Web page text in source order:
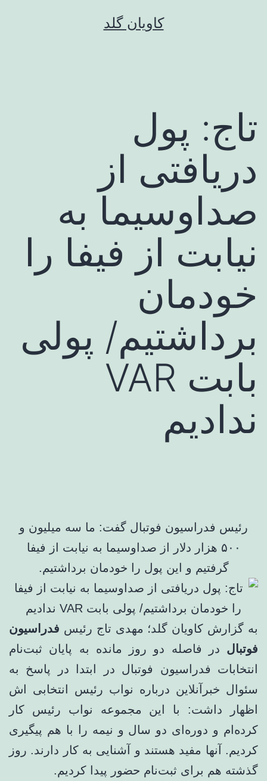
کاویان گلد
تاج: پول
دریافتی از
صداوسیما به
نیابت از فیفا را
خودمان
برداشتیم/ پولی
بابت VAR
ندادیم
رئیس فدراسیون فوتبال گفت: ما سه میلیون و
۵۰۰ هزار دلار از صداوسیما به نیابت از فیفا
گرفتیم و این پول را خودمان برداشتیم.
به گزارش کاویان گلد؛ مهدی تاج رئیس فدراسیون
فوتبال در فاصله دو روز مانده به پایان ثبت‌نام
انتخابات فدراسیون فوتبال در ابتدا در پاسخ به
سئوال خبرآنلاین درباره نواب رئیس انتخابی اش
اظهار داشت: با این مجموعه نواب رئیس کار
کرده‌ام و دوره‌ای دو سال و نیمه را با هم پیگیری
کردیم. آنها مفید هستند و آشنایی به کار دارند. روز
گذشته هم برای ثبت‌نام حضور پیدا کردیم.